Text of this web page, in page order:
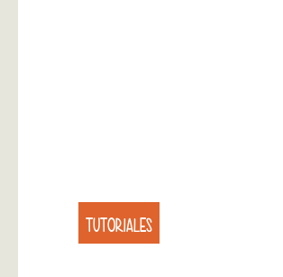
TUTORIALES